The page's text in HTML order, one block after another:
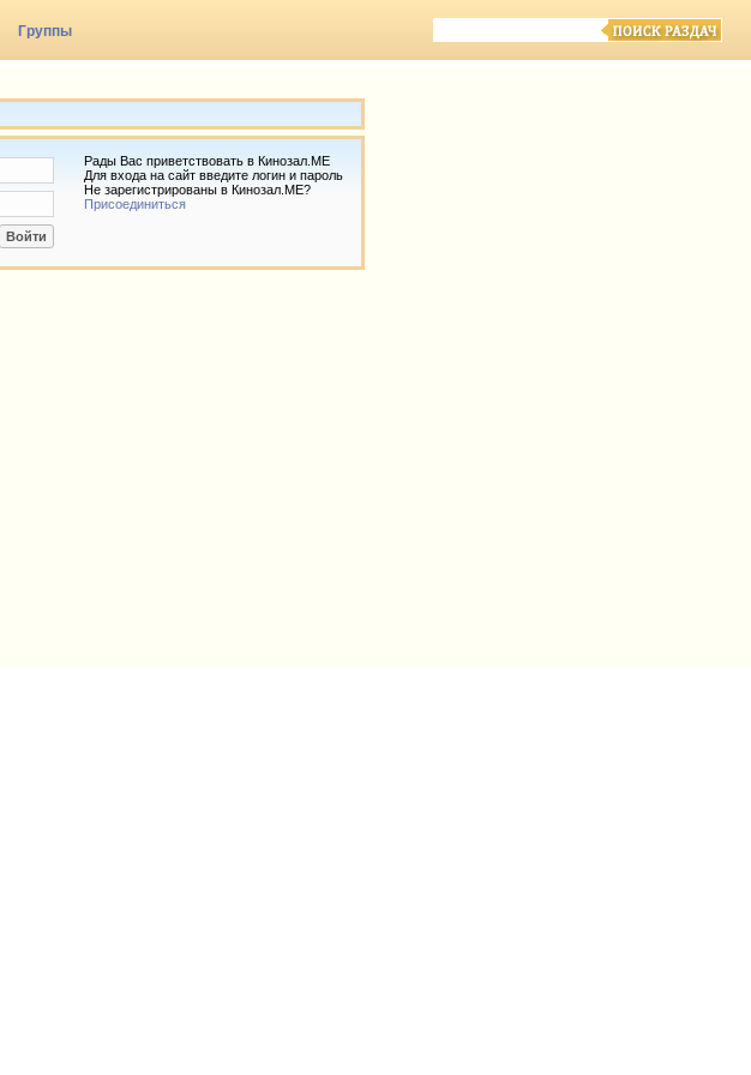
Группы
Рады Вас приветствовать в Кинозал.МЕ
Для входа на сайт введите логин и пароль
Не зарегистрированы в Кинозал.МЕ?
Присоединиться